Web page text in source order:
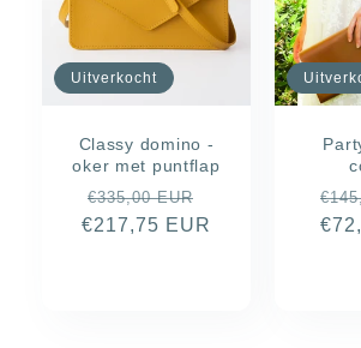
Uitverkocht
Classy domino -
oker met puntflap
Normale
prijs
€335,00 EUR
€217,75 EUR
prijs